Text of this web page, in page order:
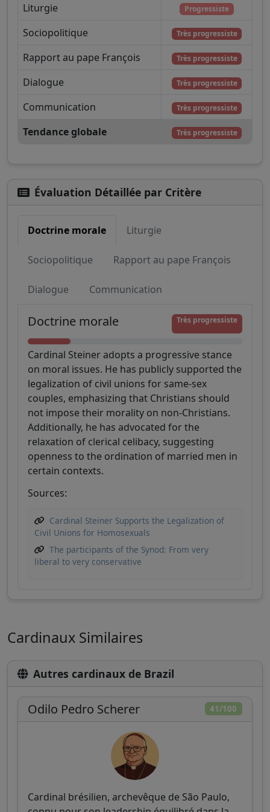
Liturgie Progressiste
Sociopolitique Très progressiste
Rapport au pape François Très progressiste
Dialogue Très progressiste
Communication Très progressiste
Tendance globale Très progressiste
Évaluation Détaillée par Critère
Doctrine morale Liturgie
Sociopolitique Rapport au pape François
Dialogue Communication
Doctrine morale Très progressiste
Cardinal Steiner adopts a progressive stance
on moral issues. He has publicly supported the
legalization of civil unions for same-sex
couples, emphasizing that Christians should
not impose their morality on non-Christians.
Additionally, he has advocated for the
relaxation of clerical celibacy, suggesting
openness to the ordination of married men in
certain contexts.
Sources:
Cardinal Steiner Supports the Legalization of
Civil Unions for Homosexuals
The participants of the Synod: From very
liberal to very conservative
Cardinaux Similaires
Autres cardinaux de Brazil
41/100
Odilo Pedro Scherer
Cardinal brésilien, archevêque de São Paulo,